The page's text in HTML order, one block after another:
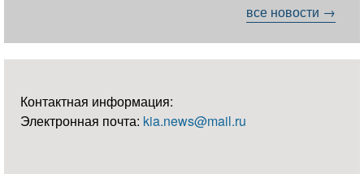
все новости →
Контактная информация:
Электронная почта: kia.news@mail.ru